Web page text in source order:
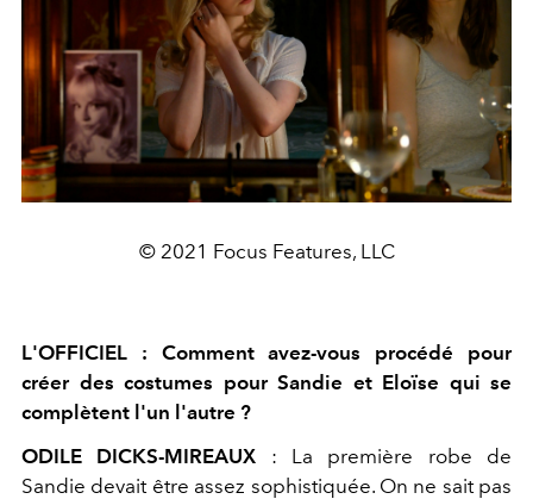
© 2021 Focus Features, LLC
L'OFFICIEL : Comment avez-vous procédé pour
créer des costumes pour Sandie et Eloïse qui se
complètent l'un l'autre ?
ODILE DICKS-MIREAUX : La première robe de
Sandie devait être assez sophistiquée. On ne sait pas